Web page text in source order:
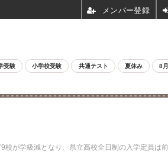
受験 小学校受験 共通テスト 夏休み 8
が学級減となり、県立高校全日制の入学定員は